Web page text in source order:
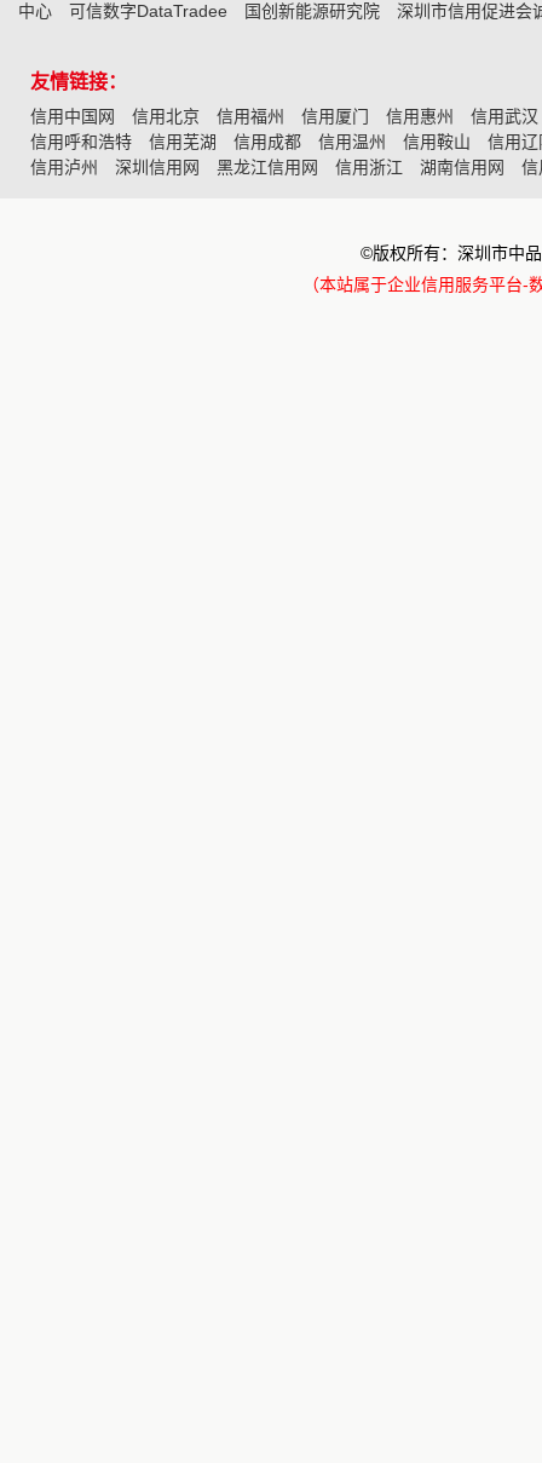
中心
可信数字DataTradee 国创新能源研究院 深圳市信用促进会
友情链接：
信用中国网 信用北京 信用福州 信用厦门 信用惠州
信用武汉
信用呼和浩特
信用芜湖 信用成都 信用温州 信用鞍山
信用辽
信用泸州
深圳信用网 黑龙江信用网 信用浙江 湖南信用网 信
©版权所有：深圳市中
（本站属于企业信用服务平台